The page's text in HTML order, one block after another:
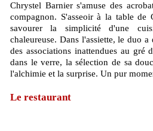
Chrystel Barnier s'amuse des
compagnon. S'asseoir à la table de
savourer la simplicité d'une
chaleureuse. Dans l'assiette, le duo
des associations inattendues au gré
dans le verre, la sélection de sa
l'alchimie et la surprise. Un pur
Le restaurant